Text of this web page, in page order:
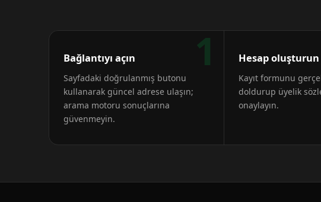
1
Bağlantıyı açın
Sayfadaki doğrulanmış butonu
kullanarak güncel adrese ulaşın;
arama motoru sonuçlarına
güvenmeyin.
Hesap oluşturun
Kayıt formunu
doldurup üyelik
onaylayın.